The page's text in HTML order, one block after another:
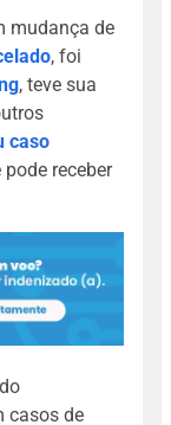
mudança de
, foi
, teve sua
caso
receber
casos de